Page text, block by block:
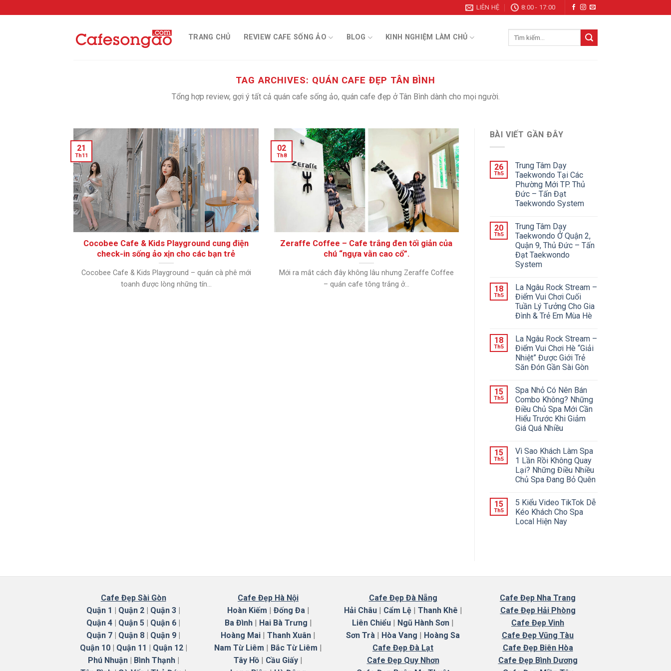
to
LIÊN HỆ 8:00 - 17:00
TRANG CHỦ REVIEW CAFE SỐNG ẢO BLOG KINH NGHIỆM LÀM CHỦ
TAG ARCHIVES: QUÁN CAFE ĐẸP TÂN BÌNH
Tổng hợp review, gợi ý tất cả quán cafe sống ảo, quán cafe đẹp ở Tân Bình dành cho mọi người.
Cocobee Cafe & Kids Playground cung điện
check-in sống ảo xịn cho các bạn trẻ
Cocobee Cafe & Kids Playground – quán cà phê mới
toanh được lòng những tín...
21
Th11
Zeraffe Coffee – Cafe trắng đen tối giản của
chú “ngựa vằn cao cổ”.
Mới ra mắt cách đây không lâu nhưng Zeraffe Coffee
– quán cafe tông trắng ở...
02
Th8
BÀI VIẾT GẦN ĐÂY
26
Th5
Trung Tâm Dạy
Taekwondo Tại Các
Phường Mới TP. Thủ
Đức – Tấn Đạt
Taekwondo System
20
Th5
Trung Tâm Dạy
Taekwondo Ở Quận 2,
Quận 9, Thủ Đức – Tấn
Đạt Taekwondo
System
18
Th5
La Ngâu Rock Stream –
Điểm Vui Chơi Cuối
Tuần Lý Tưởng Cho Gia
Đình & Trẻ Em Mùa Hè
18
Th5
La Ngâu Rock Stream –
Điểm Vui Chơi Hè “Giải
Nhiệt” Được Giới Trẻ
Săn Đón Gần Sài Gòn
15
Th5
Spa Nhỏ Có Nên Bán
Combo Không? Những
Điều Chủ Spa Mới Cần
Hiểu Trước Khi Giảm
Giá Quá Nhiều
15
Th5
Vì Sao Khách Làm Spa
1 Lần Rồi Không Quay
Lại? Những Điều Nhiều
Chủ Spa Đang Bỏ Quên
15
Th5
5 Kiểu Video TikTok Dễ
Kéo Khách Cho Spa
Local Hiện Nay
Cafe Đẹp Sài Gòn
Quận 1 | Quận 2 | Quận 3 |
Quận 4 | Quận 5 | Quận 6 |
Quận 7 | Quận 8 | Quận 9 |
Quận 10| Quận 11 | Quận 12|
Phú Nhuận| Bình Thạnh|
Cafe Đẹp Hà Nội
Hoàn Kiếm | Đống Đa |
Ba Đình| Hai Bà Trưng |
Hoàng Mai | Thanh Xuân |
Nam Từ Liêm | Bắc Từ Liêm |
Tây Hồ | Cầu Giấy |
Cafe Đẹp Đà Nẵng
Hải Châu| Cẩm Lệ| Thanh Khê |
Liên Chiểu | Ngũ Hành Sơn |
Sơn Trà | Hòa Vang | Hoàng Sa
Cafe Đẹp Đà Lạt
Cafe Đẹp Quy Nhơn
Cafe Đẹp Nha Trang
Cafe Đẹp Hải Phòng
Cafe Đẹp Vinh
Cafe Đẹp Vũng Tàu
Cafe Đẹp Biên Hòa
Cafe Đẹp Bình Dương